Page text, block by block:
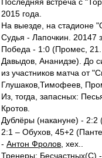
2015 года.
На выезде, на стадионе
Судья - Лапочкин. 20147
Победа - 1:0 (Промес, 21.
Давыдов, Ананидзе). До
из участников матча от
Глушаков,Тимофеев,
Из, тогда, запасных:
Кротов.
Дублёры (накануне) - 2:2
2:1 – Обухов, 45+2
- Антон Фролов , хех..
Тренеры: Бесчастных(С)